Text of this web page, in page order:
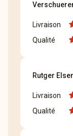
Livraison
Qualité
Rutger
Livraison
Qualité